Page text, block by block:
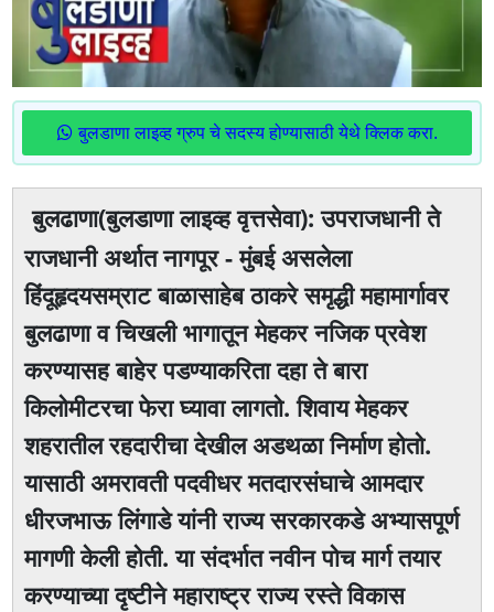
बुलडाणा लाइव्ह ग्रुप चे सदस्य होण्यासाठी येथे क्लिक करा.
बुलढाणा(बुलडाणा लाइव्ह वृत्तसेवा): उपराजधानी ते
राजधानी अर्थात नागपूर - मुंबई असलेला
हिंदूहृदयसम्राट बाळासाहेब ठाकरे समृद्धी महामार्गावर
बुलढाणा व चिखली भागातून मेहकर नजिक प्रवेश
करण्यासह बाहेर पडण्याकरिता दहा ते बारा
किलोमीटरचा फेरा घ्यावा लागतो. शिवाय मेहकर
शहरातील रहदारीचा देखील अडथळा निर्माण होतो.
यासाठी अमरावती पदवीधर मतदारसंघाचे आमदार
धीरजभाऊ लिंगाडे यांनी राज्य सरकारकडे अभ्यासपूर्ण
मागणी केली होती. या संदर्भात नवीन पोच मार्ग तयार
करण्याच्या दृष्टीने महाराष्ट्र राज्य रस्ते विकास